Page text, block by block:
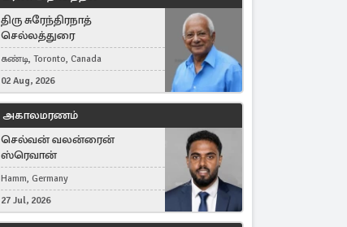
திரு சுரேந்திரநாத்
செல்லத்துரை
கண்டி, Toronto, Canada
02 Aug, 2026
அகாலமரணம்
செல்வன் வலன்ரைன்
ஸ்ரெவான்
Hamm, Germany
27 Jul, 2026